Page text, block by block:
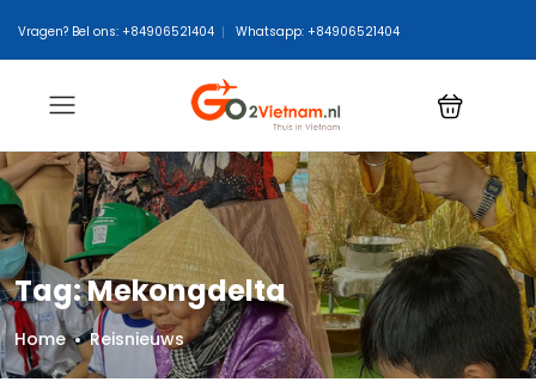
Vragen? Bel ons: +84906521404 Whatsapp: +84906521404
Tag:Mekongdelta
Home Reisnieuws